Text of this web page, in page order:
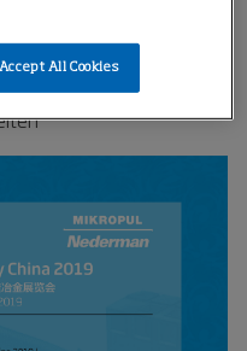
Accept All Cookies